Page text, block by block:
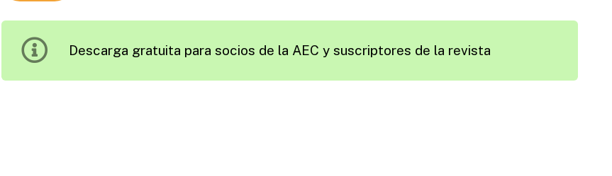
cantidad
Descarga gratuita para socios de la AEC y suscriptores de la revista